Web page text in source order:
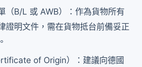
（B/L 或 AWB）：作為貨物所有
證明文件，需在貨物抵台前備妥正
of Origin）：建議向德國